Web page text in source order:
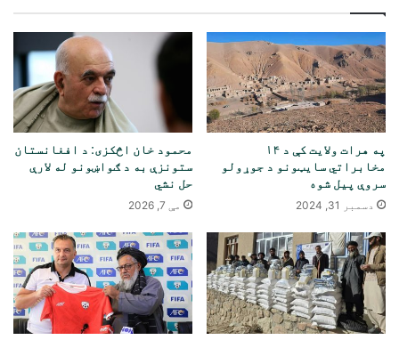
په هرات ولایت کې د ۱۴
مخابراتي سایټونو د جوړولو
سروې پیل شوه
دسمبر 31, 2024
محمود خان اڅکزی: د افغانستان
ستونزې به د ګواښونو له لارې
حل نشي
مې 7, 2026